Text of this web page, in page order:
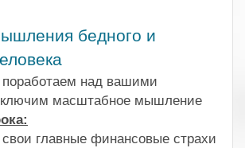
бедного и
поработаем над вашими
масштабное мышление
главные финансовые страхи